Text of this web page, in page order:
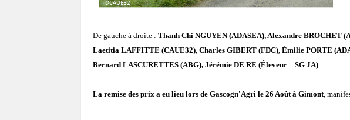
De gauche à droite : Thanh Chi NGUYEN (ADASEA), Alexandre BROCHET
Laetitia LAFFITTE (CAUE32), Charles GIBERT (FDC), Émilie PORTE
Bernard LASCURETTES (ABG), Jérémie DE RE (Éleveur – SG JA)
La remise des prix a eu lieu lors de Gascogn'Agri le 26 Août à Gimont,